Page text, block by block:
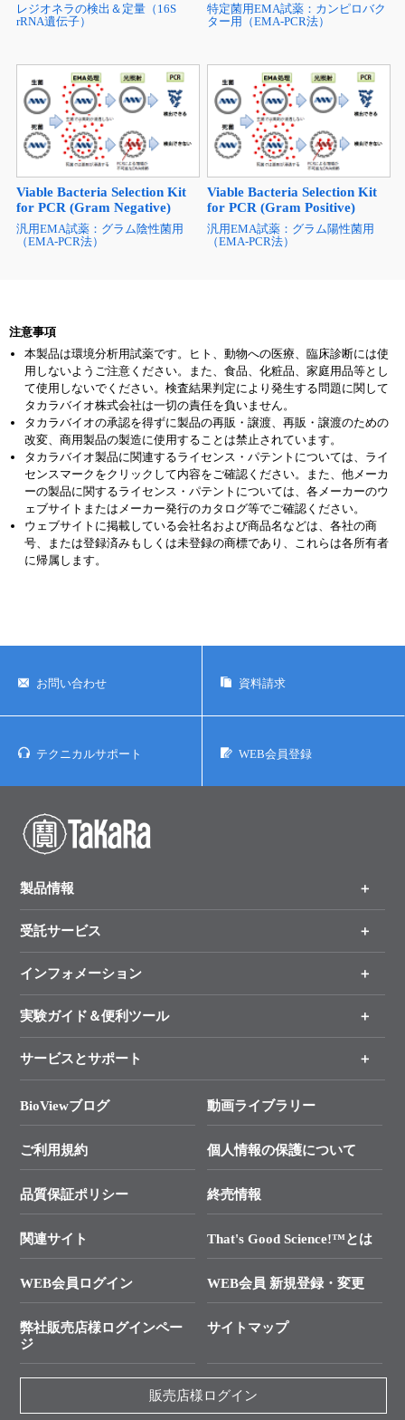
レジオネラの検出＆定量（16S
rRNA遺伝子）
特定菌用EMA試薬：カンピロバク
ター用（EMA-PCR法）
Viable Bacteria Selection Kit
for PCR (Gram Negative)
汎用EMA試薬：グラム陰性菌用
（EMA-PCR法）
Viable Bacteria Selection Kit
for PCR (Gram Positive)
汎用EMA試薬：グラム陽性菌用
（EMA-PCR法）
注意事項
本製品は環境分析用試薬です。ヒト、動物への医療、臨床診断には使
用しないようご注意ください。また、食品、化粧品、家庭用品等とし
て使用しないでください。検査結果判定により発生する問題に関して
タカラバイオ株式会社は一切の責任を負いません。
タカラバイオの承認を得ずに製品の再販・譲渡、再販・譲渡のための
改変、商用製品の製造に使用することは禁止されています。
タカラバイオ製品に関連するライセンス・パテントについては、ライ
センスマークをクリックして内容をご確認ください。また、他メーカ
ーの製品に関するライセンス・パテントについては、各メーカーのウ
ェブサイトまたはメーカー発行のカタログ等でご確認ください。
ウェブサイトに掲載している会社名および商品名などは、各社の商
号、または登録済みもしくは未登録の商標であり、これらは各所有者
に帰属します。
お問い合わせ 資料請求
テクニカルサポート WEB会員登録
製品情報
製品一覧
手法から製品を探す
新製品情報
受託サービス
オンライン注文
インフォメーション
キャンペーン
タカラバイオ各種会員募集のお知らせ
終売製品のお知らせ
価格改定のご案内
タカラバイオ発表文献
実験ガイド＆便利ツール
リアルタイムPCR実験のススメ
幹細胞・再生医療研究ガイド
クローニング実験ガイド
SMARTer NGSポータルサイト
プライマー設計
制限酵素切断サイトの検索
ユーザーズボイス集
エピジェネティクス実験ガイド
抗体検索サイト
サービスとサポート
総合お問い合わせ
├ 実験コンシェルジュ
├ 受託サービスお問い合わせ
└ カスタム製造お問い合わせ
資料請求 機器関連
資料請求 受託関連
資料請求 核酸抽出・精製カタログ
BioViewブログ 動画ライブラリー
ご利用規約 個人情報の保護について
品質保証ポリシー 終売情報
関連サイト That's Good Science!™とは
WEB会員ログイン WEB会員 新規登録・変更
弊社販売店様ログインペー
ジ
サイトマップ
販売店様ログイン